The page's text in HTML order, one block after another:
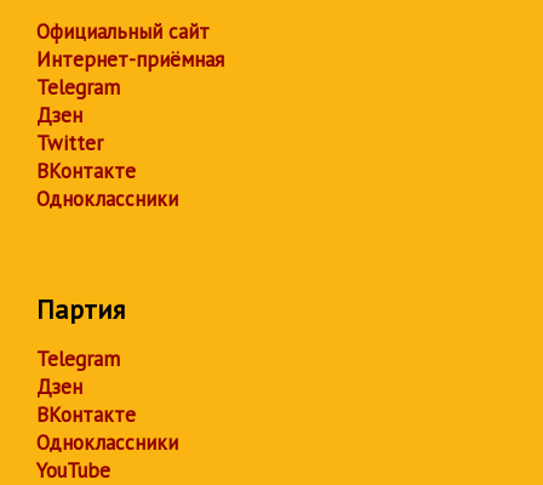
Официальный сайт
Интернет-приёмная
Telegram
Дзен
Twitter
ВКонтакте
Одноклассники
Партия
Telegram
Дзен
ВКонтакте
Одноклассники
YouTube